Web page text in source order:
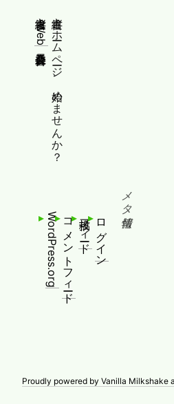
縦書きホームページ、始めませんか？
縦書きWeb普及委員会
メタ情報
ログイン
投稿フィード
コメントフィード
WordPress.org
Proudly powered by Vanilla Milkshake